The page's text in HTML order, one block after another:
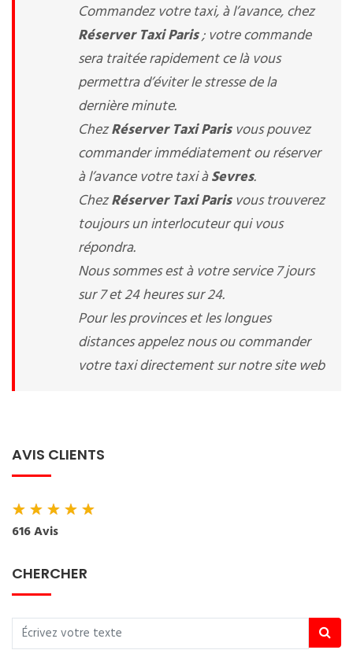
Commandez votre taxi, à l’avance, chez
Réserver Taxi Paris; votre commande
sera traitée rapidement ce là vous
permettra d’éviter le stresse de la
dernière minute.
ChezRéserver Taxi Parisvous pouvez
commander immédiatement ou réserver
à l’avance votre taxi àSevres.
ChezRéserver Taxi Parisvous trouverez
toujours un interlocuteur qui vous
répondra.
Nous sommes est à votre service 7 jours
sur 7 et 24 heures sur 24.
Pour les provinces et les longues
distances appelez nous ou commander
votre taxi directement sur notre site web
AVIS CLIENTS
★★★★★
616 Avis
CHERCHER